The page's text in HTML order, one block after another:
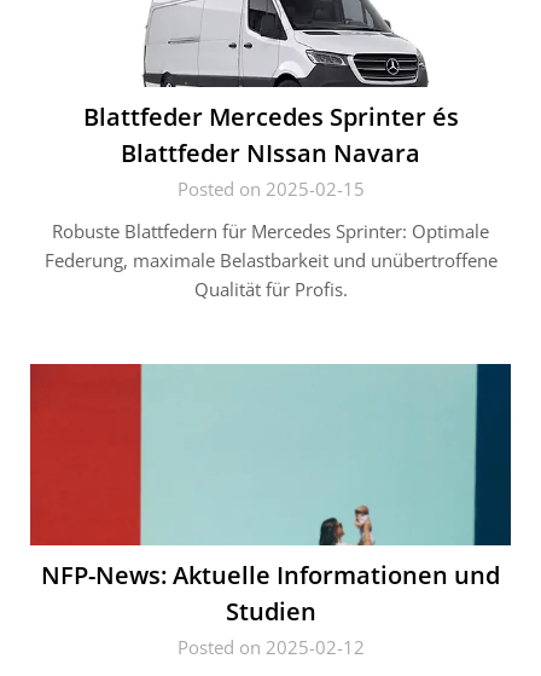
Blattfeder Mercedes Sprinter és
Blattfeder NIssan Navara
Posted on 2025-02-15
Robuste Blattfedern für Mercedes Sprinter: Optimale
Federung, maximale Belastbarkeit und unübertroffene
Qualität für Profis.
NFP-News: Aktuelle Informationen und
Studien
Posted on 2025-02-12